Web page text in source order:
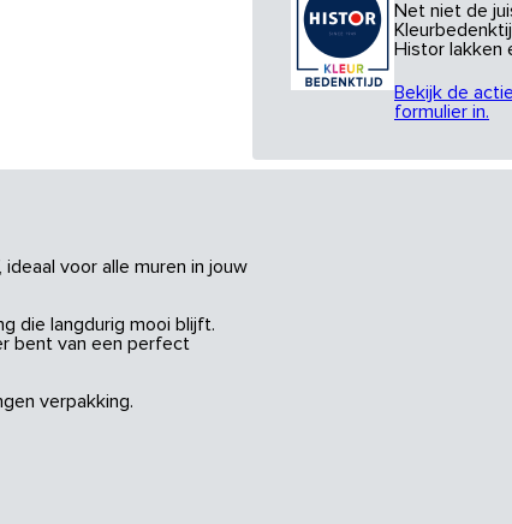
Net niet de
Histor lakken
Bekijk de
formulier in.
voor alle muren in jouw
die langdurig mooi blijft.
bent van een perfect
verpakking.